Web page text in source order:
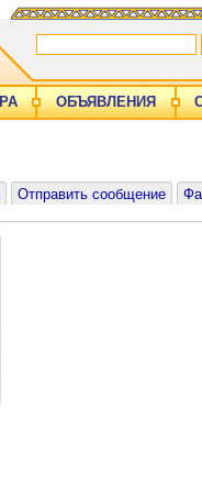
ОБЪЯВЛЕНИЯ
Отправить сообщение